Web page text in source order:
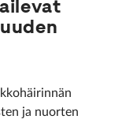
ja nuorten